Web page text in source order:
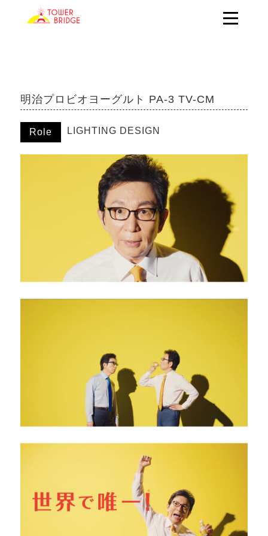
明治プロビオヨーグルト PA-3 TV-CM
Role LIGHTING DESIGN